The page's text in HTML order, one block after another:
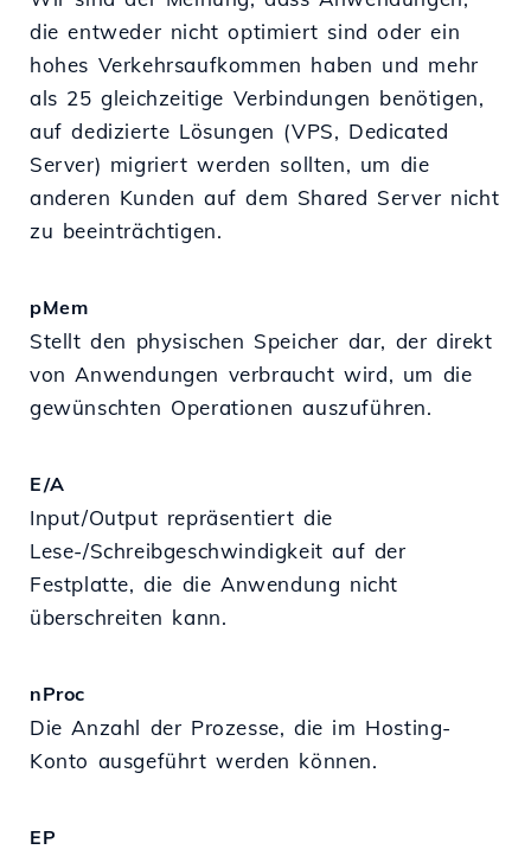
die entweder nicht optimiert sind oder ein
hohes Verkehrsaufkommen haben und mehr
als 25 gleichzeitige Verbindungen benötigen,
auf dedizierte Lösungen (VPS, Dedicated
Server) migriert werden sollten, um die
anderen Kunden auf dem Shared Server nicht
zu beeinträchtigen.
pMem
Stellt den physischen Speicher dar, der direkt
von Anwendungen verbraucht wird, um die
gewünschten Operationen auszuführen.
E/A
Input/Output repräsentiert die
Lese-/Schreibgeschwindigkeit auf der
Festplatte, die die Anwendung nicht
überschreiten kann.
nProc
Die Anzahl der Prozesse, die im Hosting-
Konto ausgeführt werden können.
EP